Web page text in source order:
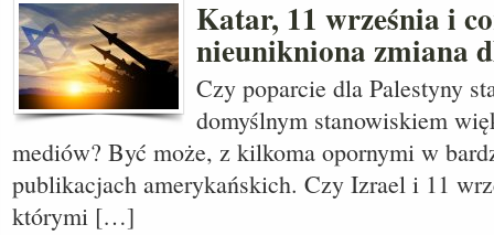
Katar, 11 września i
nieunikniona zmiana
Czy poparcie dla Palestyny
domyślnym stanowiskiem
mediów? Być może, z kilkoma opornymi w
publikacjach amerykańskich. Czy Izrael i 11
którymi […]